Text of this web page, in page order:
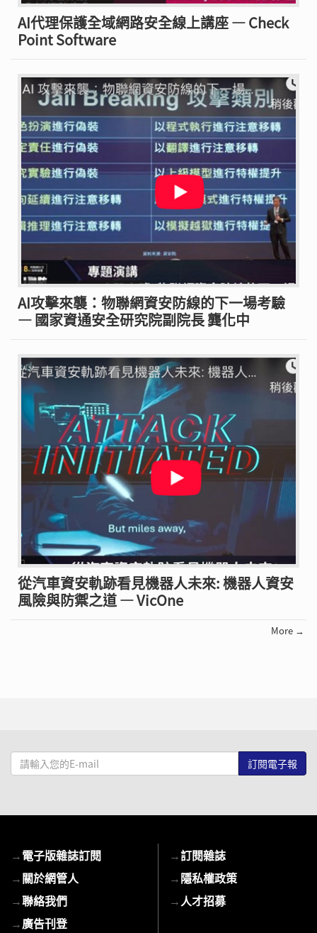
AI代理保護全域網路安全線上講座 — Check
Point Software
AI攻擊來襲：物聯網資安防線的下一場考驗
— 國家資通安全研究院副院長 龔化中
從汽車資安軌跡看見機器人未來: 機器人資安
風險與防禦之道 — VicOne
More →
請
輸
mail
→電子版雜誌訂閱
→關於網管人
→聯絡我們
→廣告刊登
→訂閱雜誌
→隱私權政策
→人才招募